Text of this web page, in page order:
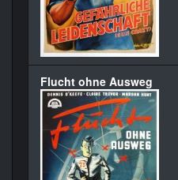
Flucht ohne Ausweg